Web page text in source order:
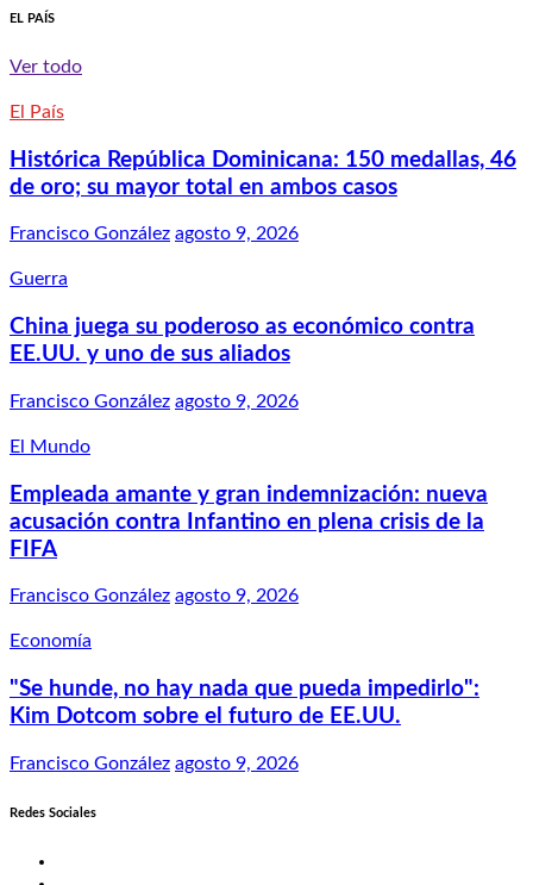
EL PAÍS
Ver todo
El País
Histórica República Dominicana: 150 medallas, 46
de oro; su mayor total en ambos casos
Francisco González agosto 9, 2026
Guerra
China juega su poderoso as económico contra
EE.UU. y uno de sus aliados
Francisco González agosto 9, 2026
El Mundo
Empleada amante y gran indemnización: nueva
acusación contra Infantino en plena crisis de la
FIFA
Francisco González agosto 9, 2026
Economía
"Se hunde, no hay nada que pueda impedirlo":
Kim Dotcom sobre el futuro de EE.UU.
Francisco González agosto 9, 2026
Redes Sociales